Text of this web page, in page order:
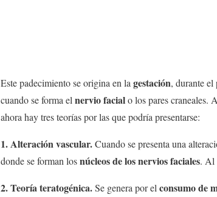
Este padecimiento se origina en la gestación, durante el
cuando se forma el nervio facialo los pares craneales.
ahora hay tres teorías por las que podría presentarse:
1. Alteración vascular.Cuando se presenta una
donde se forman losnúcleos de los nervios faciales. Al
2. Teoría teratogénica.Se genera por el consumo de